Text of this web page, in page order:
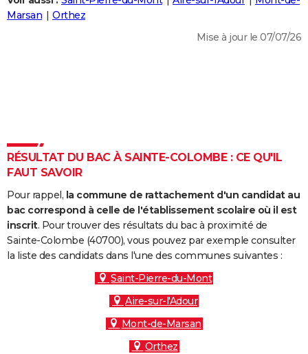
Destinations
City break
Voyage nature
Voyage de noces
Forum
Climat
+
PHOTO
Dictionnaire
Biographies
Citations
Expressions
Proverbes
PROGRAMME TV
S'inscrire
Se connecter
Lycées
Collèges
Primaires
Universités
Entreprises
Service militaire
Avis de recherche
AVIS DE DÉCÈS
FORUM
Marsan
Orthez
Mise à jour le 07/07/26
RÉSULTAT DU BAC À SAINTE-COLOMBE : CE QU'IL
FAUT SAVOIR
Pour rappel, la commune de rattachement d'un candidat au
bac correspond à celle de l'établissement scolaire où il est
inscrit. Pour trouver des résultats du bac à proximité de
Sainte-Colombe (40700), vous pouvez par exemple consulter
la liste des candidats dans l'une des communes suivantes :
Saint-Pierre-du-Mont
Aire-sur-l'Adour
Mont-de-Marsan
Orthez